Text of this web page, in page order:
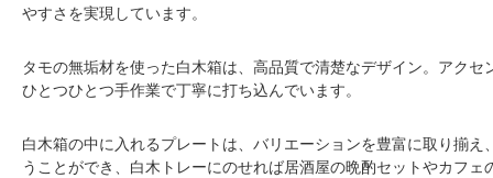
やすさを実現しています。
タモの無垢材を使った白木箱は、高品質で清楚なデザイン。アク
ひとつひとつ手作業で丁寧に打ち込んでいます。
白木箱の中に入れるプレートは、バリエーションを豊富に取り揃
うことができ、白木トレーにのせれば居酒屋の晩酌セットやカフ